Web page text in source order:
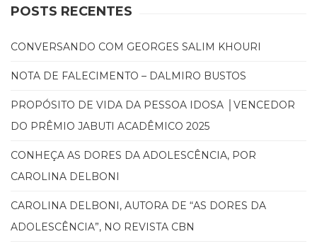
(41)
(200)
Psicoterapia
Publicidade,
Propaganda
Marketing
(33)
(23)
(8)
POSTS RECENTES
CONVERSANDO COM GEORGES SALIM KHOURI
NOTA DE FALECIMENTO – DALMIRO BUSTOS
PROPÓSITO DE VIDA DA PESSOA IDOSA │VENCEDOR
DO PRÊMIO JABUTI ACADÊMICO 2025
CONHEÇA AS DORES DA ADOLESCÊNCIA, POR
CAROLINA DELBONI
CAROLINA DELBONI, AUTORA DE “AS DORES DA
ADOLESCÊNCIA”, NO REVISTA CBN